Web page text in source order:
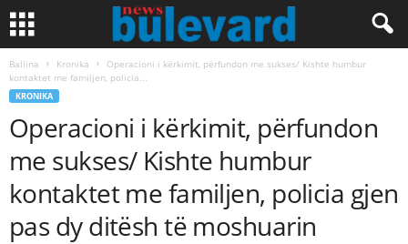
Ballina Kronika
Operacioni i kërkimit, përfundon me sukses/ Kishte humbur
kontaktet me familjen, policia...
KRONIKA
Operacioni i kërkimit, përfundon
me sukses/ Kishte humbur
kontaktet me familjen, policia gjen
pas dy ditësh të moshuarin